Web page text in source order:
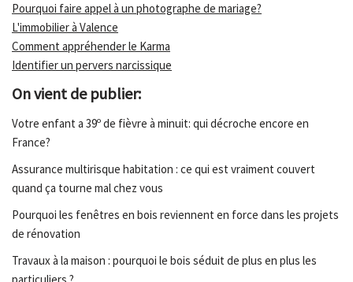
Pourquoi faire appel à un photographe de mariage?
L'immobilier à Valence
Comment appréhender le Karma
Identifier un pervers narcissique
On vient de publier:
Votre enfant a 39º de fièvre à minuit: qui décroche encore en
France?
Assurance multirisque habitation : ce qui est vraiment couvert
quand ça tourne mal chez vous
Pourquoi les fenêtres en bois reviennent en force dans les projets
de rénovation
Travaux à la maison : pourquoi le bois séduit de plus en plus les